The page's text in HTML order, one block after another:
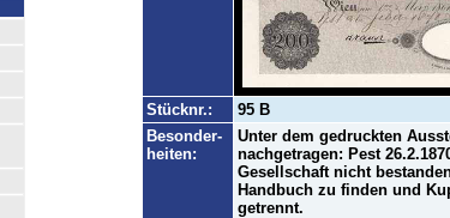
Stücknr.:
95 B
Besonder-
heiten:
Unter dem gedruckten
nachgetragen: Pest
Gesellschaft nicht
Handbuch zu finden und
getrennt.